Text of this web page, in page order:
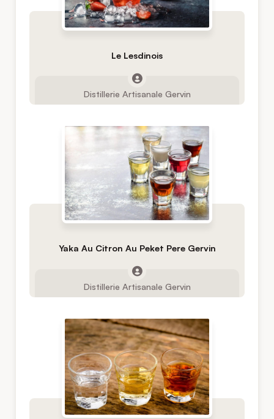
Le Lesdinois
Distillerie Artisanale Gervin
Yaka Au Citron Au Peket Pere Gervin
Distillerie Artisanale Gervin